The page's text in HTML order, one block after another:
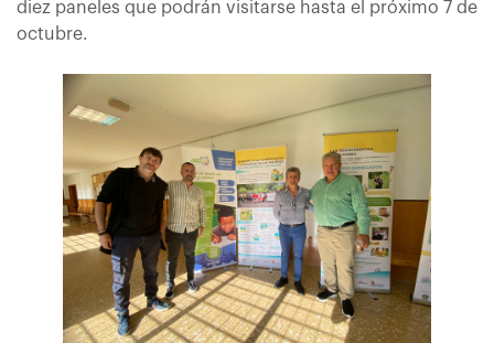
diez paneles que podrán visitarse hasta el próximo 7 de
octubre.